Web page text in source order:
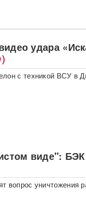
удара
с техникой ВСУ в
виде":
вопрос уничтожения